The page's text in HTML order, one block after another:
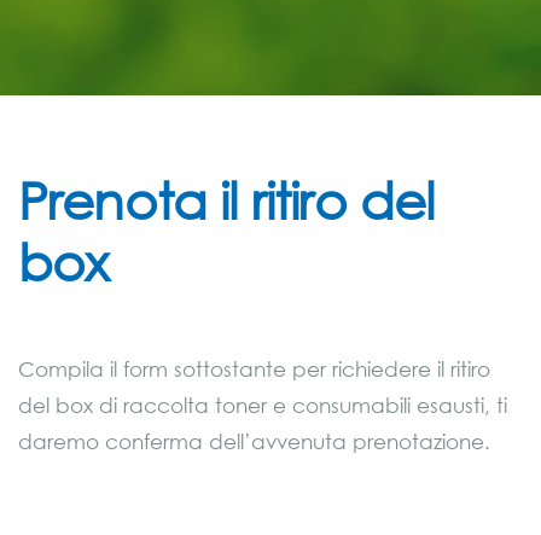
Prenota il ritiro del
box
Compila il form sottostante per richiedere il ritiro
del box di raccolta toner e consumabili esausti, ti
daremo conferma dell’avvenuta prenotazione.